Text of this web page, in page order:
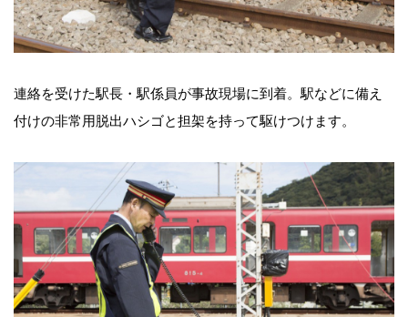
連絡を受けた駅長・駅係員が事故現場に到着。駅などに備え
付けの非常用脱出ハシゴと担架を持って駆けつけます。